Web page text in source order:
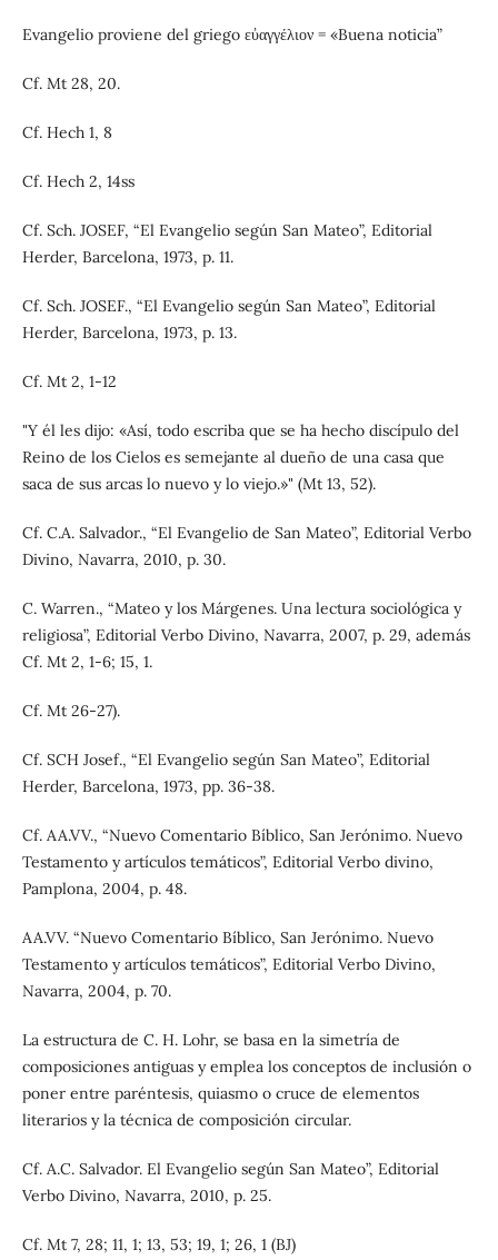
Evangelio proviene del griego εὐαγγέλιον = «Buena noticia”
Cf. Mt 28, 20.
Cf. Hech 1, 8
Cf. Hech 2, 14ss
Cf. Sch. JOSEF, “El Evangelio según San Mateo”, Editorial
Herder, Barcelona, 1973, p. 11.
Cf. Sch. JOSEF., “El Evangelio según San Mateo”, Editorial
Herder, Barcelona, 1973, p. 13.
Cf. Mt 2, 1-12
"Y él les dijo: «Así, todo escriba que se ha hecho discípulo del
Reino de los Cielos es semejante al dueño de una casa que
saca de sus arcas lo nuevo y lo viejo.»" (Mt 13, 52).
Cf. C.A. Salvador., “El Evangelio de San Mateo”, Editorial Verbo
Divino, Navarra, 2010, p. 30.
C. Warren., “Mateo y los Márgenes. Una lectura sociológica y
religiosa”, Editorial Verbo Divino, Navarra, 2007, p. 29, además
Cf. Mt 2, 1-6; 15, 1.
Cf. Mt 26-27).
Cf. SCH Josef., “El Evangelio según San Mateo”, Editorial
Herder, Barcelona, 1973, pp. 36-38.
Cf. AA.VV., “Nuevo Comentario Bíblico, San Jerónimo. Nuevo
Testamento y artículos temáticos”, Editorial Verbo divino,
Pamplona, 2004, p. 48.
AA.VV. “Nuevo Comentario Bíblico, San Jerónimo. Nuevo
Testamento y artículos temáticos”, Editorial Verbo Divino,
Navarra, 2004, p. 70.
La estructura de C. H. Lohr, se basa en la simetría de
composiciones antiguas y emplea los conceptos de inclusión o
poner entre paréntesis, quiasmo o cruce de elementos
literarios y la técnica de composición circular.
Cf. A.C. Salvador. El Evangelio según San Mateo”, Editorial
Verbo Divino, Navarra, 2010, p. 25.
Cf. Mt 7, 28; 11, 1; 13, 53; 19, 1; 26, 1 (BJ)